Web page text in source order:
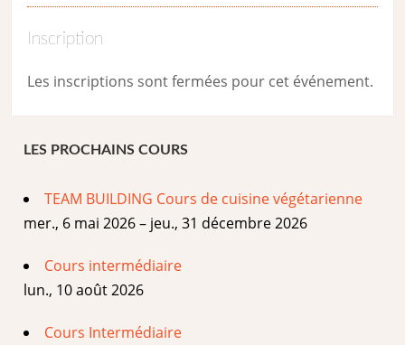
Inscription
Les inscriptions sont fermées pour cet événement.
LES PROCHAINS COURS
TEAM BUILDING Cours de cuisine végétarienne
mer., 6 mai 2026 – jeu., 31 décembre 2026
Cours intermédiaire
lun., 10 août 2026
Cours Intermédiaire